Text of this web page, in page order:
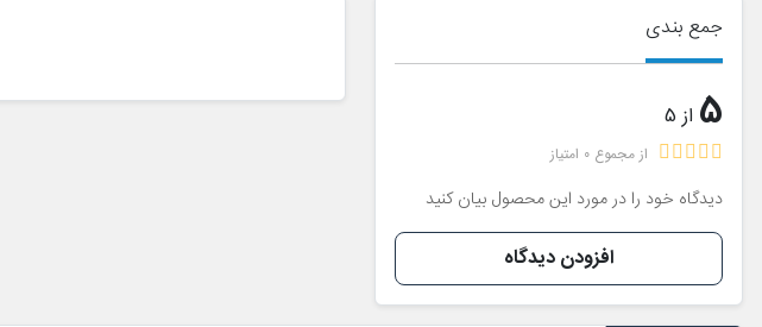
جمع بندی
5 از 5
از مجموع 0 امتیاز
دیدگاه خود را در مورد این محصول بیان کنید
افزودن دیدگاه